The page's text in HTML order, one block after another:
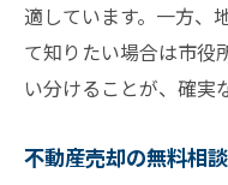
適しています。一方、
て知りたい場合は市役
い分けることが、確実
不動産売却の無料相